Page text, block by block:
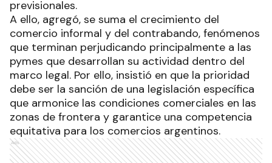
previsionales.
A ello, agregó, se suma el crecimiento del
comercio informal y del contrabando, fenómenos
que terminan perjudicando principalmente a las
pymes que desarrollan su actividad dentro del
marco legal. Por ello, insistió en que la prioridad
debe ser la sanción de una legislación específica
que armonice las condiciones comerciales en las
zonas de frontera y garantice una competencia
equitativa para los comercios argentinos.
Ads